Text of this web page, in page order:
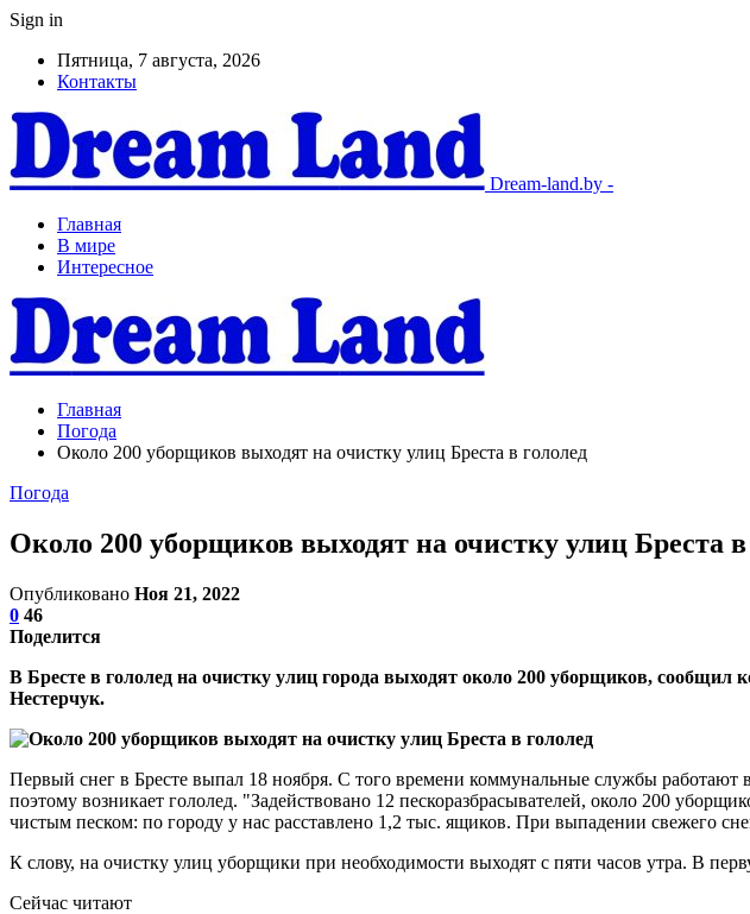
Sign in
Пятница, 7 августа, 2026
Контакты
Dream-land.by -
Главная
В мире
Интересное
Главная
Погода
Около 200 уборщиков выходят на очистку улиц Бреста в гололед
Погода
Около 200 уборщиков выходят на очистку улиц Бреста в
Опубликовано Ноя 21, 2022
0 46
Поделится
В Бресте в гололед на очистку улиц города выходят около 200 уборщиков,
Нестерчук.
Первый снег в Бресте выпал 18 ноября. С того времени коммунальные службы работают
поэтому возникает гололед. "Задействовано 12 пескоразбрасывателей, около 200
чистым песком: по городу у нас расставлено 1,2 тыс. ящиков. При выпадении свежего
К слову, на очистку улиц уборщики при необходимости выходят с пяти часов утра. В
Сейчас читают